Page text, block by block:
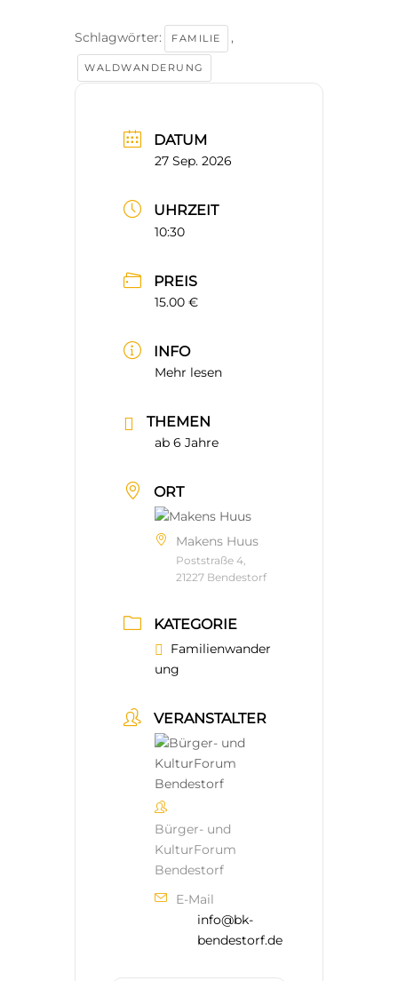
Schlagwörter: FAMILIE ,
WALDWANDERUNG
DATUM
27 Sep. 2026
UHRZEIT
10:30
PREIS
15.00 €
INFO
Mehr lesen
THEMEN
ab 6 Jahre
ORT
Makens Huus
Poststraße 4,
21227 Bendestorf
KATEGORIE
Familienwander
ung
VERANSTALTER
Bürger- und
KulturForum
Bendestorf
E-Mail
info@bk-
bendestorf.de